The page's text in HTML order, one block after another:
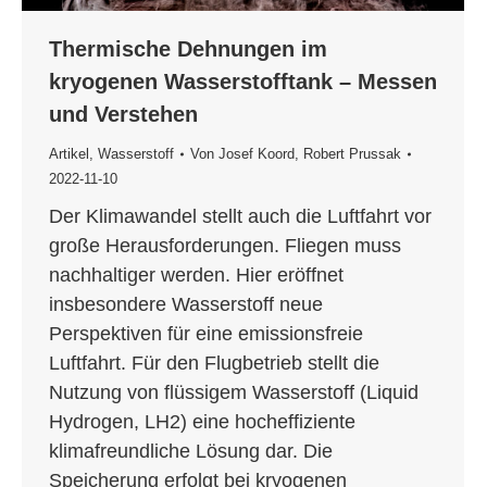
Thermische Dehnungen im
kryogenen Wasserstofftank – Messen
und Verstehen
Artikel , Wasserstoff Von Josef Koord, Robert Prussak
2022-11-10
Der Klimawandel stellt auch die Luftfahrt vor
große Herausforderungen. Fliegen muss
nachhaltiger werden. Hier eröffnet
insbesondere Wasserstoff neue
Perspektiven für eine emissionsfreie
Luftfahrt. Für den Flugbetrieb stellt die
Nutzung von flüssigem Wasserstoff (Liquid
Hydrogen, LH2) eine hocheffiziente
klimafreundliche Lösung dar. Die
Speicherung erfolgt bei kryogenen